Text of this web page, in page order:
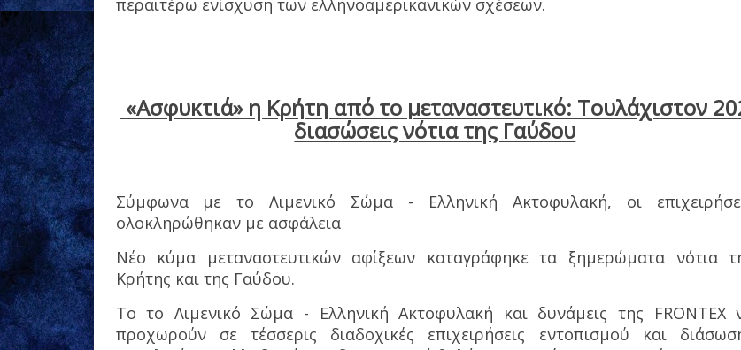
περαιτέρω ενίσχυση των ελληνοαμερικανικών σχέσεων.
«Ασφυκτιά» η Κρήτη από το μεταναστευτικό: Τουλάχιστον
διασώσεις νότια της Γαύδου
Σύμφωνα με το Λιμενικό Σώμα - Ελληνική Ακτοφυλακή, οι
ολοκληρώθηκαν με ασφάλεια
Νέο κύμα μεταναστευτικών αφίξεων καταγράφηκε τα ξημερώματα νότια
Κρήτης και της Γαύδου.
To το Λιμενικό Σώμα - Ελληνική Ακτοφυλακή και δυνάμεις της FRONTEX
προχωρούν σε τέσσερις διαδοχικές επιχειρήσεις εντοπισμού και